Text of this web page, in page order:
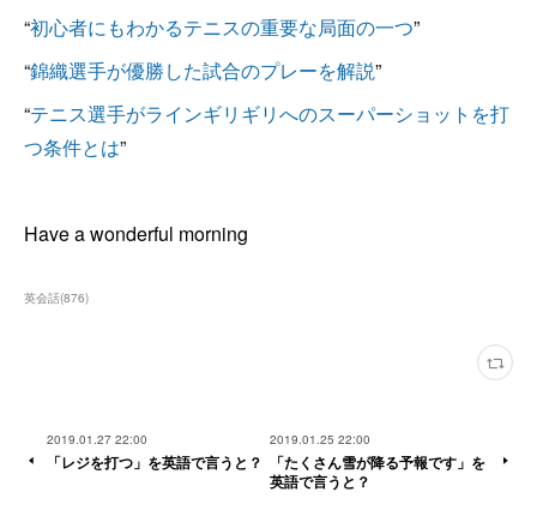
“初心者にもわかるテニスの重要な局面の一つ”
“錦織選手が優勝した試合のプレーを解説”
“テニス選手がラインギリギリへのスーパーショットを打
つ条件とは”
Have a wonderful morning
英会話(876)
2019.01.27 22:00
「レジを打つ」を英語で言うと？
2019.01.25 22:00
「たくさん雪が降る予報です」を
英語で言うと？